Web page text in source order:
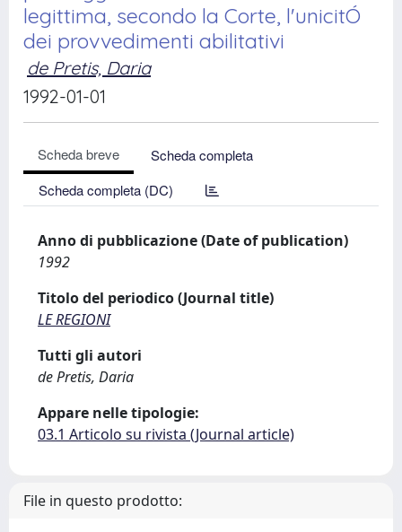
legittima, secondo la Corte, l'unicitÓ
dei provvedimenti abilitativi
de Pretis, Daria
1992-01-01
Scheda breve
Scheda completa
Scheda completa (DC)
Anno di pubblicazione (Date of publication)
1992
Titolo del periodico (Journal title)
LE REGIONI
Tutti gli autori
de Pretis, Daria
Appare nelle tipologie:
03.1 Articolo su rivista (Journal article)
File in questo prodotto: